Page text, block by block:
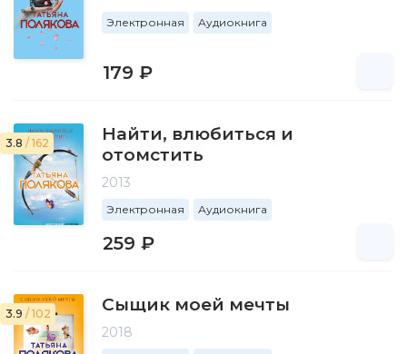
Электронная Аудиокнига
179 ₽
3.8 / 162
Найти, влюбиться и
отомстить
2013
Электронная Аудиокнига
259 ₽
3.9 / 102 Сыщик моей мечты
2018